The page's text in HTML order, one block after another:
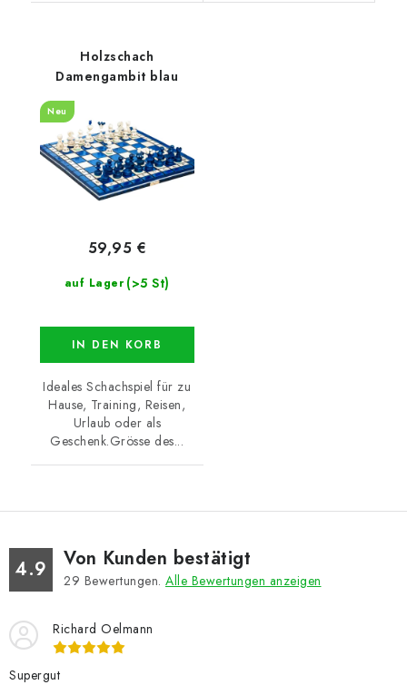
Holzschach
Damengambit blau
Neu
auf Lager (>5 St)
59,95 €
IN DEN KORB
Ideales Schachspiel für zu
Hause, Training, Reisen,
Urlaub oder als
Geschenk.Grösse des...
4.9 Von Kunden bestätigt
29 Bewertungen. Alle Bewertungen anzeigen
Richard Oelmann
Supergut